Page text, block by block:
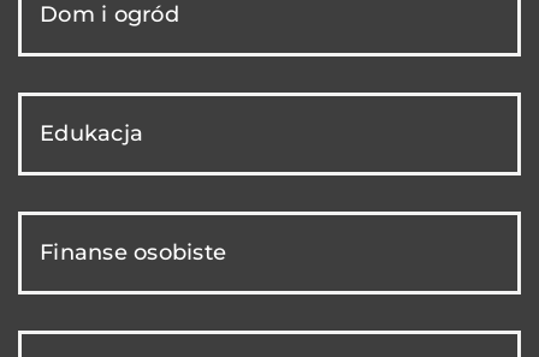
Dom i ogród
Edukacja
Finanse osobiste